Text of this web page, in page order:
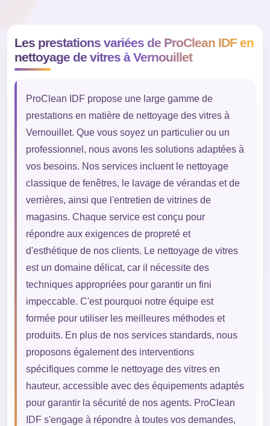
Les prestations variées de ProClean IDF en
nettoyage de vitres à Vernouillet
ProClean IDF propose une large gamme de
prestations en matière de nettoyage des vitres à
Vernouillet. Que vous soyez un particulier ou un
professionnel, nous avons les solutions adaptées à
vos besoins. Nos services incluent le nettoyage
classique de fenêtres, le lavage de vérandas et de
verrières, ainsi que l'entretien de vitrines de
magasins. Chaque service est conçu pour
répondre aux exigences de propreté et
d'esthétique de nos clients. Le nettoyage de vitres
est un domaine délicat, car il nécessite des
techniques appropriées pour garantir un fini
impeccable. C'est pourquoi notre équipe est
formée pour utiliser les meilleures méthodes et
produits. En plus de nos services standards, nous
proposons également des interventions
spécifiques comme le nettoyage des vitres en
hauteur, accessible avec des équipements adaptés
pour garantir la sécurité de nos agents. ProClean
IDF s'engage à répondre à toutes vos demandes,